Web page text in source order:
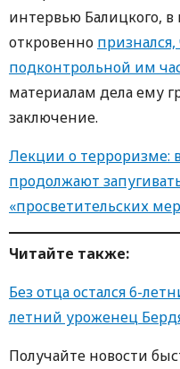
интервью Балицкого, в
откровенно
подконтрольной им
материалам дела ему
заключение.
Лекции о терроризме:
продолжают
«просветительских
Читайте также:
Без отца остался 6-
летний уроженец
Получайте новости